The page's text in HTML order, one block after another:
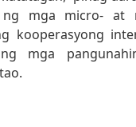
mga micro- at
kooperasyong
ng mga